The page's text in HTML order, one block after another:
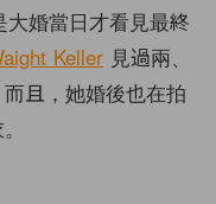
婚當日才看見最終
Keller 見過兩、
且，她婚後也在拍